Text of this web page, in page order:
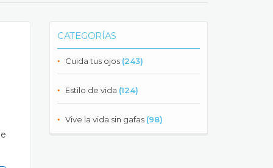
CATEGORÍAS
Cuida tus ojos (243)
Estilo de vida (124)
Vive la vida sin gafas (98)